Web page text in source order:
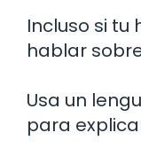
Incluso si tu
hablar
Usa un
para